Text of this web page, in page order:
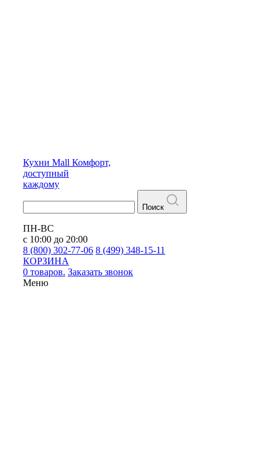
Кухни Mall Комфорт,
доступный
каждому
Поиск
ПН-ВС
с 10:00 до 20:00
8 (800) 302-77-06 8 (499) 348-15-11
КОРЗИНА
0 товаров. Заказать звонок
Меню